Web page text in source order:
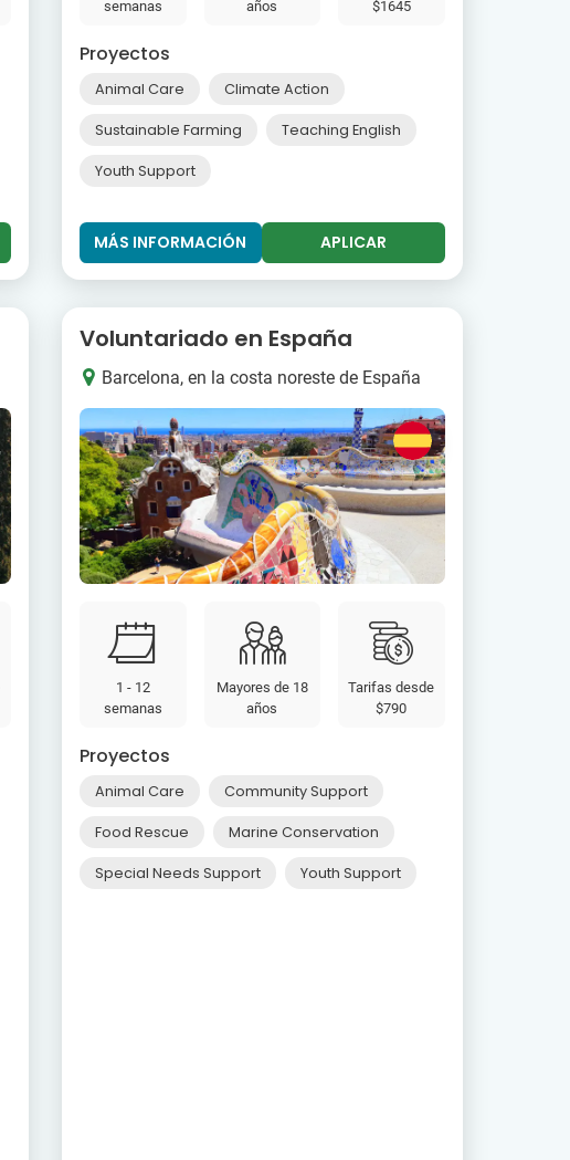
semanas
años
$1645
Proyectos
Animal Care Climate Action
Sustainable Farming Teaching English
Youth Support
MÁS INFORMACIÓN APLICAR
Voluntariado en España
Barcelona, en la costa noreste de España
1 - 12
semanas
Mayores de 18
años
Tarifas desde
$790
Proyectos
Animal Care Community Support
Food Rescue Marine Conservation
Special Needs Support Youth Support